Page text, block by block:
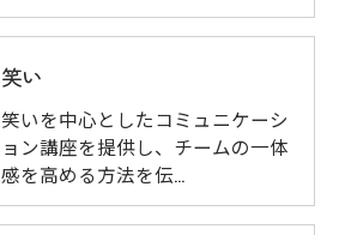
笑い
笑いを中心としたコミュニケーシ
ョン講座を提供し、チームの一体
感を高める方法を伝…